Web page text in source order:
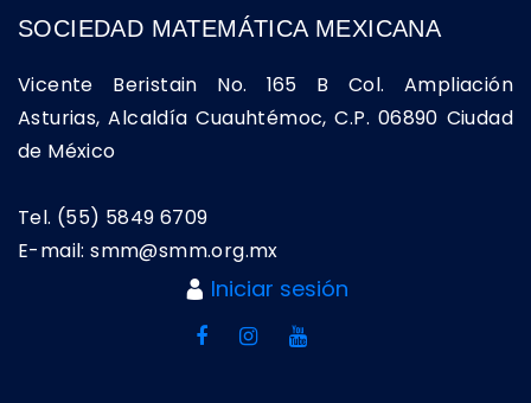
SOCIEDAD MATEMÁTICA MEXICANA
Vicente Beristain No. 165 B Col. Ampliación
Asturias, Alcaldía Cuauhtémoc, C.P. 06890 Ciudad
de México
Tel. (55) 5849 6709
E-mail: smm@smm.org.mx
Iniciar sesión